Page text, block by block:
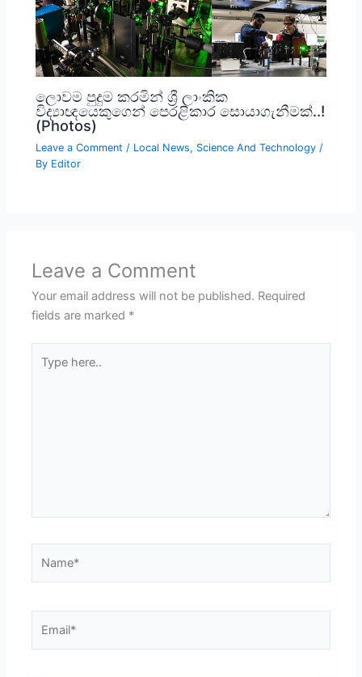
ලොවම පුදුම කරමින් ශ්‍රී ලාංකික
විද්‍යාඥයෙකුගෙන් පෙරළිකාර සොයාගැනීමක්..!
(Photos)
Leave a Comment / Local News, Science And Technology /
By Editor
Leave a Comment
Your email address will not be published. Required
fields are marked *
here..